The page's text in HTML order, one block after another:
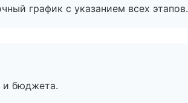
график с указанием всех этапов.
и бюджета.